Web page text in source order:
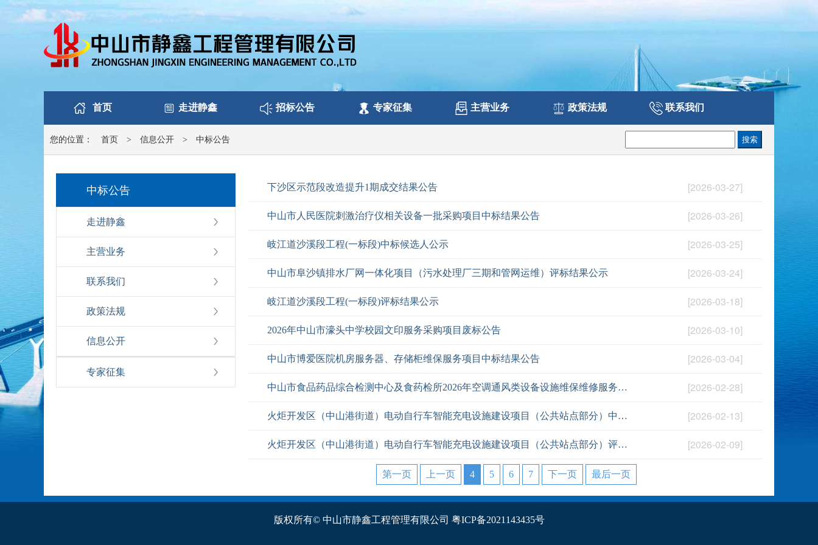
首页 走进静鑫 招标公告 专家征集 主营业务 政策法规 联系我们
您的位置： 首页 > 信息公开 > 中标公告
中标公告
走进静鑫
主营业务
联系我们
政策法规
信息公开
专家征集
下沙区示范段改造提升1期成交结果公告 [2026-03-27]
中山市人民医院刺激治疗仪相关设备一批采购项目中标结果公告 [2026-03-26]
岐江道沙溪段工程(一标段)中标候选人公示 [2026-03-25]
中山市阜沙镇排水厂网一体化项目（污水处理厂三期和管网运维）评标结果公示 [2026-03-24]
岐江道沙溪段工程(一标段)评标结果公示 [2026-03-18]
2026年中山市濠头中学校园文印服务采购项目废标公告 [2026-03-10]
中山市博爱医院机房服务器、存储柜维保服务项目中标结果公告 [2026-03-04]
中山市食品药品综合检测中心及食药检所2026年空调通风类设备设施维保维修服务项目中标结果公告 [2026-02-28]
火炬开发区（中山港街道）电动自行车智能充电设施建设项目（公共站点部分）中标结果公告 [2026-02-13]
火炬开发区（中山港街道）电动自行车智能充电设施建设项目（公共站点部分）评标结果公示 [2026-02-09]
第一页 上一页 4 5 6 7 下一页 最后一页
版权所有© 中山市静鑫工程管理有限公司 粤ICP备2021143435号